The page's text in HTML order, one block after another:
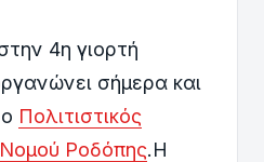
4η γιορτή
σήμερα και
Πολιτιστικός
Ροδόπης.Η